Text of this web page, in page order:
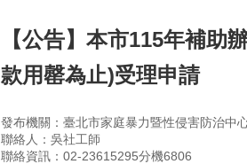
【公告】本市115年補助
款用罄為止)受理申請
發布機關：臺北市家庭暴力暨性侵害防治中
聯絡人：吳社工師
聯絡資訊：02-23615295分機6806